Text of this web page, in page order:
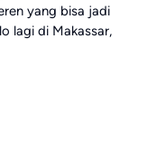
yang bisa jadi
lagi di Makassar,